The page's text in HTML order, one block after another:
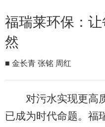
福瑞莱环保：
然
■ 金长青 张铭 周红
对污水实现更高质
已成为时代命题。福